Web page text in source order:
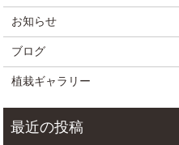
お知らせ
ブログ
植栽ギャラリー